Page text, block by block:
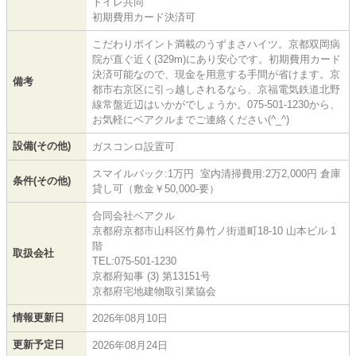
初期費用カード決済可
備考
こだわりポイント満載のうずまさハイツ。京都双岡病
院が直ぐ近く(329m)にあり安心です。初期費用カード
決済可能なので、現金を用意する手間が省けます。京
都市右京区に引っ越しされるなら、京福電気鉄道北野
線常盤近辺はいかがでしょうか。075-501-1230から、
お気軽にベアクルまでご連絡ください(^_^)
設備(その他) ガスコンロ設置可
条件(その他)
スマイルパック:1万円 室内清掃費用:2万2,000円 倉庫
貸し可（敷金￥50,000-要）
取扱会社
合同会社ベアクル
京都府京都市山科区竹鼻竹ノ街道町18-10 山本ビル 1
階
TEL:075-501-1230
京都府知事 (3) 第13151号
京都府宅地建物取引業協会
情報更新日 2026年08月10日
更新予定日 2026年08月24日